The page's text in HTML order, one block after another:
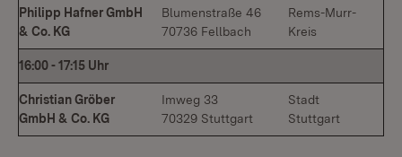
Philipp Hafner GmbH
& Co. KG
Blumenstraße 46
70736 Fellbach
Rems-Murr-
Kreis
16:00-17:15 Uhr
Christian Gröber
GmbH & Co. KG
Imweg 33
70329 Stuttgart
Stadt
Stuttgart